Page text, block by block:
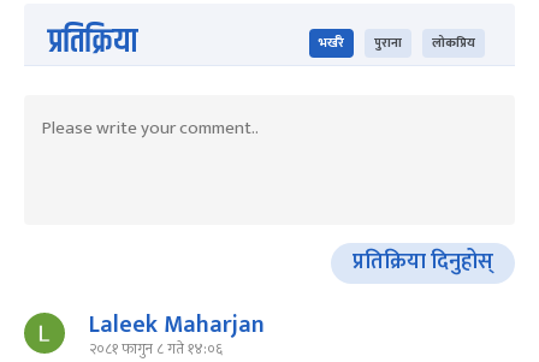
प्रतिक्रिया भर्खरै पुराना लोकप्रिय
प्रतिक्रिया दिनुहोस्
Laleek Maharjan
२०८१ फागुन ८ गते १४:०६